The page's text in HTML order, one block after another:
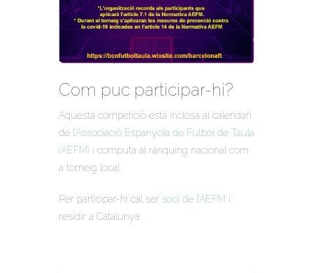
Com puc participar-hi?
Aquesta competició està inclosa al calendari
de l’Associació Espanyola de Futbol de Taula
(AEFM) i computa al rànquing nacional com
a torneig local.
Per participar-hi cal ser soci de l’AEFM i
residir a Catalunya.